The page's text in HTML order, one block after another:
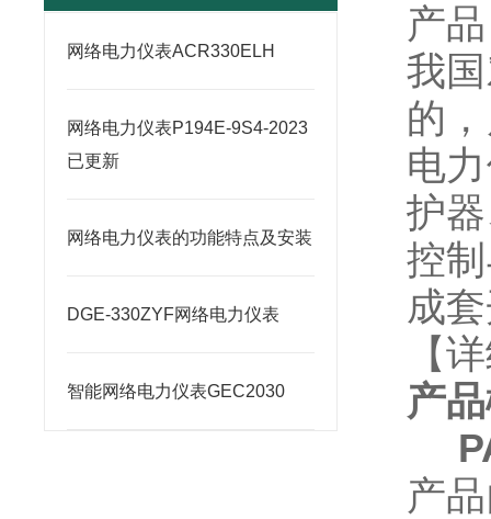
网络电力仪表ACR330ELH
网络电力仪表P194E-9S4-2023
已更新
网络电力仪表的功能特点及安装
DGE-330ZYF网络电力仪表
智能网络电力仪表GEC2030
产
我
的
电
护
控
成
【
产
产